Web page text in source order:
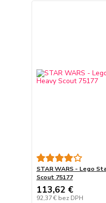
STAR WARS - Lego
Scout 75177
113,62 €
92,37 € bez DPH